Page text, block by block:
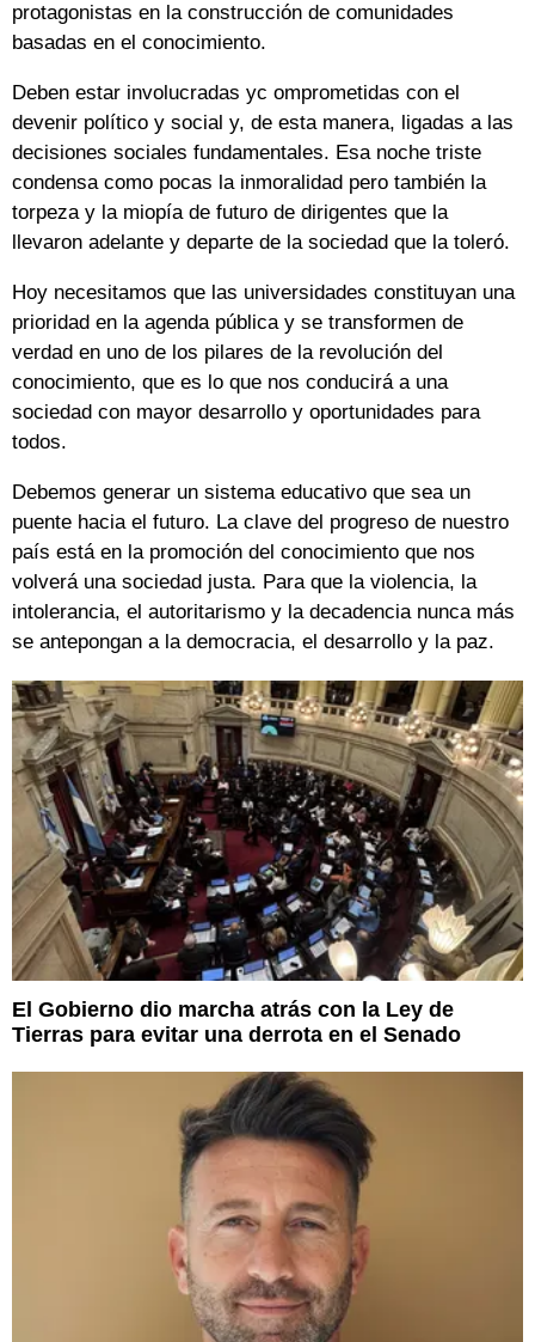
protagonistas en la construcción de comunidades
basadas en el conocimiento.
Deben estar involucradas yc omprometidas con el
devenir político y social y, de esta manera, ligadas a las
decisiones sociales fundamentales. Esa noche triste
condensa como pocas la inmoralidad pero también la
torpeza y la miopía de futuro de dirigentes que la
llevaron adelante y departe de la sociedad que la toleró.
Hoy necesitamos que las universidades constituyan una
prioridad en la agenda pública y se transformen de
verdad en uno de los pilares de la revolución del
conocimiento, que es lo que nos conducirá a una
sociedad con mayor desarrollo y oportunidades para
todos.
Debemos generar un sistema educativo que sea un
puente hacia el futuro. La clave del progreso de nuestro
país está en la promoción del conocimiento que nos
volverá una sociedad justa. Para que la violencia, la
intolerancia, el autoritarismo y la decadencia nunca más
se antepongan a la democracia, el desarrollo y la paz.
El Gobierno dio marcha atrás con la Ley de
Tierras para evitar una derrota en el Senado